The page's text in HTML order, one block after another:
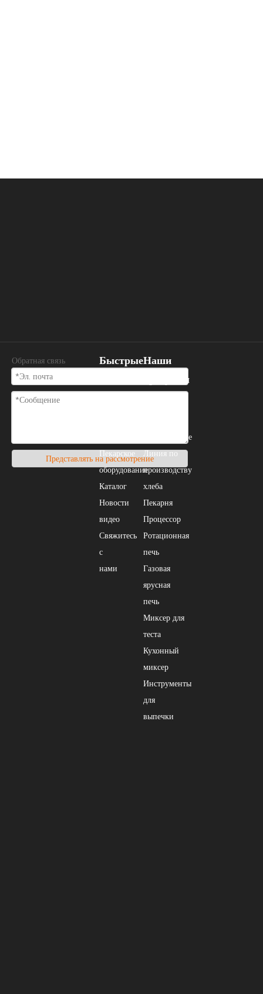
Обратная связь
Представлять на рассмотрение
Быстрые
Пекарское
оборудование
Каталог
Новости
видео
Свяжитесь
с
нами
Наши
продукты
оборудование
Линия по
производству
хлеба
Пекарня
Процессор
Ротационная
печь
Газовая
ярусная
печь
Миксер для
теста
Кухонный
миксер
Инструменты
для
выпечки